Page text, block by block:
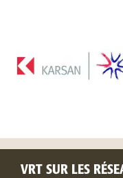
VRT SUR LES